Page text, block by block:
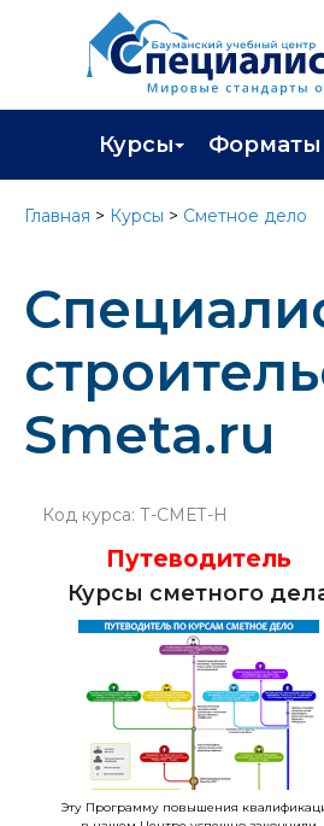
Курсы
Каталог курсов
Профессиональная
Программа лояльности
Подарить сертификат на
Форматы
Главная > Курсы > Сметное дело
Smeta.ru
Код курса: Т-СМЕТ-Н
Путеводитель
Курсы сметного
Эту Программу повышения